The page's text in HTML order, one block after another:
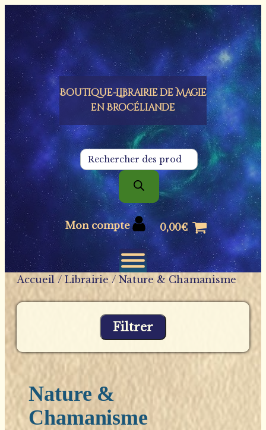
Panneau de gestion des cookies
Boutique-Librairie deMagie
en Brocéliande
Recherche
de
produits
Mon compte 0,00€
Accueil /Librairie / Nature & Chamanisme
Filtrer
Nature &
Chamanisme